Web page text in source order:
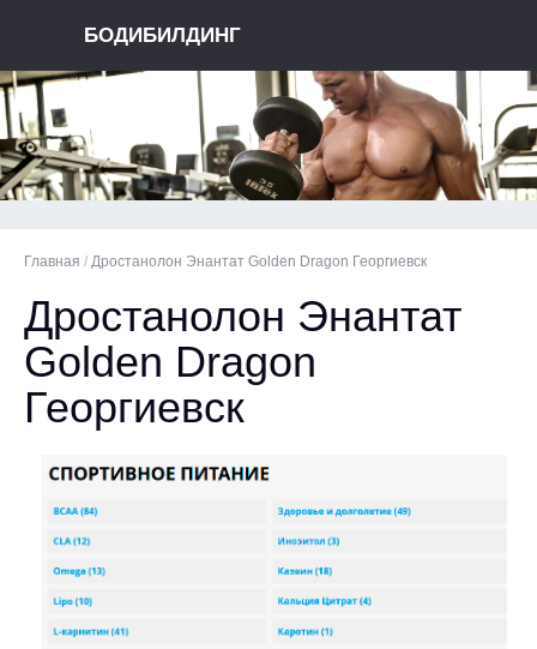
БОДИБИЛДИНГ
Главная / Дростанолон Энантат Golden Dragon Георгиевск
Дростанолон Энантат
Golden Dragon
Георгиевск